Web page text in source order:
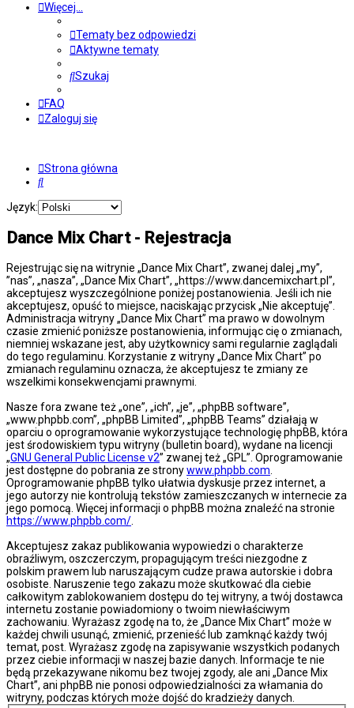
Więcej…
Tematy bez odpowiedzi
Aktywne tematy
Szukaj
FAQ
Zaloguj się
Strona główna
Szukaj
Język:
Dance Mix Chart - Rejestracja
Rejestrując się na witrynie „Dance Mix Chart”, zwanej dalej „my”,
”nas”, „nasza”, „Dance Mix Chart”, „https://www.dancemixchart.pl”,
akceptujesz wyszczególnione poniżej postanowienia. Jeśli ich nie
akceptujesz, opuść to miejsce, naciskając przycisk „Nie akceptuję”.
Administracja witryny „Dance Mix Chart” ma prawo w dowolnym
czasie zmienić poniższe postanowienia, informując cię o zmianach,
niemniej wskazane jest, aby użytkownicy sami regularnie zaglądali
do tego regulaminu. Korzystanie z witryny „Dance Mix Chart” po
zmianach regulaminu oznacza, że akceptujesz te zmiany ze
wszelkimi konsekwencjami prawnymi.
Nasze fora zwane też „one”, „ich”, „je”, „phpBB software”,
„www.phpbb.com”, „phpBB Limited”, „phpBB Teams” działają w
oparciu o oprogramowanie wykorzystujące technologię phpBB, która
jest środowiskiem typu witryny (bulletin board), wydane na licencji
„GNU General Public License v2” zwanej też „GPL”. Oprogramowanie
jest dostępne do pobrania ze stronywww.phpbb.com
Oprogramowanie phpBB tylko ułatwia dyskusje przez internet, a
jego autorzy nie kontrolują tekstów zamieszczanych w internecie za
jego pomocą. Więcej informacji o phpBB można znaleźć na stronie
https://www.phpbb.com/
Akceptujesz zakaz publikowania wypowiedzi o charakterze
obraźliwym, oszczerczym, propagującym treści niezgodne z
polskim prawem lub naruszającym cudze prawa autorskie i dobra
osobiste. Naruszenie tego zakazu może skutkować dla ciebie
całkowitym zablokowaniem dostępu do tej witryny, a twój dostawca
internetu zostanie powiadomiony o twoim niewłaściwym
zachowaniu. Wyrażasz zgodę na to, że „Dance Mix Chart” może w
każdej chwili usunąć, zmienić, przenieść lub zamknąć każdy twój
temat, post. Wyrażasz zgodę na zapisywanie wszystkich podanych
przez ciebie informacji w naszej bazie danych. Informacje te nie
będą przekazywane nikomu bez twojej zgody, ale ani „Dance Mix
Chart”, ani phpBB nie ponosi odpowiedzialności za włamania do
witryny, podczas których może dojść do kradzieży danych.